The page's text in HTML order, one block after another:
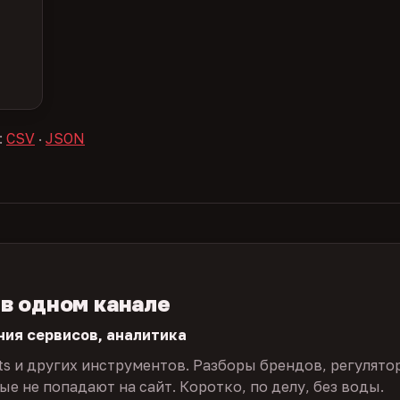
CSV · JSON
одном канале
сервисов, аналитика
и других инструментов. Разборы брендов,
не попадают на сайт. Коротко, по делу, без воды.